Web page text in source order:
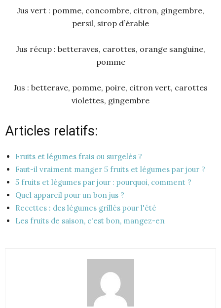
Jus vert : pomme, concombre, citron, gingembre,
persil, sirop d’érable
Jus récup : betteraves, carottes, orange sanguine,
pomme
Jus : betterave, pomme, poire, citron vert, carottes
violettes, gingembre
Articles relatifs:
Fruits et légumes frais ou surgelés ?
Faut-il vraiment manger 5 fruits et légumes par jour ?
5 fruits et légumes par jour : pourquoi, comment ?
Quel appareil pour un bon jus ?
Recettes : des légumes grillés pour l'été
Les fruits de saison, c'est bon, mangez-en